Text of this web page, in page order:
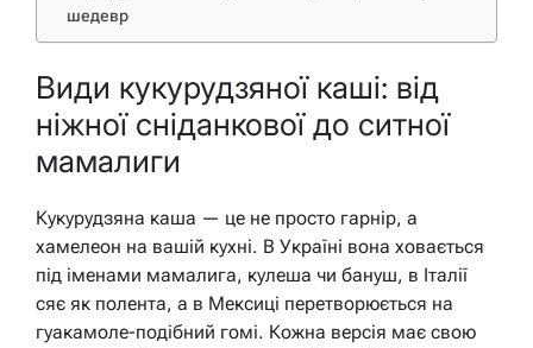
шедевр
Види кукурудзяної каші: від
ніжної сніданкової до ситної
мамалиги
Кукурудзяна каша — це не просто гарнір, а
хамелеон на вашій кухні. В Україні вона ховається
під іменами мамалига, кулеша чи бануш, в Італії
сяє як полента, а в Мексиці перетворюється на
гуакамоле-подібний гомі. Кожна версія має свою